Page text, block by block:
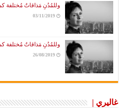
وللمُدُنِ مَذاقاتٌ مُختلفة
03/11/2019
وللمُدُنِ مَذاقاتٌ مُختلفة
26/08/2019
غاليري |